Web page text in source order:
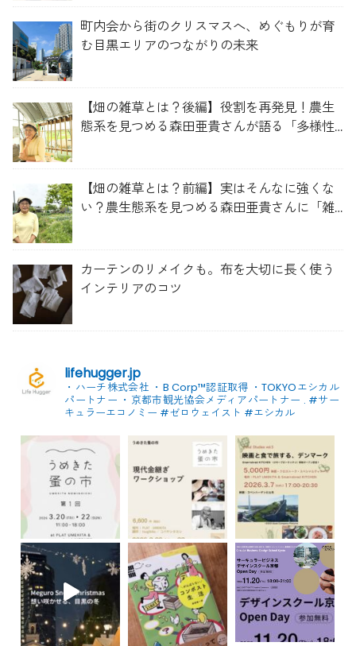
町内会から街のクリスマスへ、めぐもりが育
む目黒エリアのつながりの未来
【畑の雑草とは？後編】役割を再発見！農生
態系を見つめる森田亜貴さんが語る「多様性
【畑の雑草とは？前編】実はそんなに強くな
い？農生態系を見つめる森田亜貴さんに「雑
カーテンのリメイクも。布を大切に長く使う
インテリアのコツ
lifehugger.jp
・ハーチ株式会社 ・B Corp™認証取得 ・TOKYOエシカル
パートナー ・京都市観光協会メディアパートナー . #サー
キュラーエコノミー #ゼロウェイスト #エシカル